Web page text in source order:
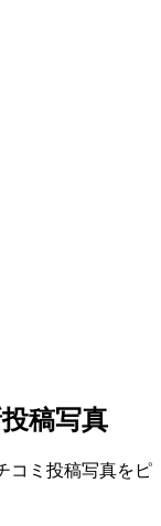
稿写真
コミ投稿写真をピ